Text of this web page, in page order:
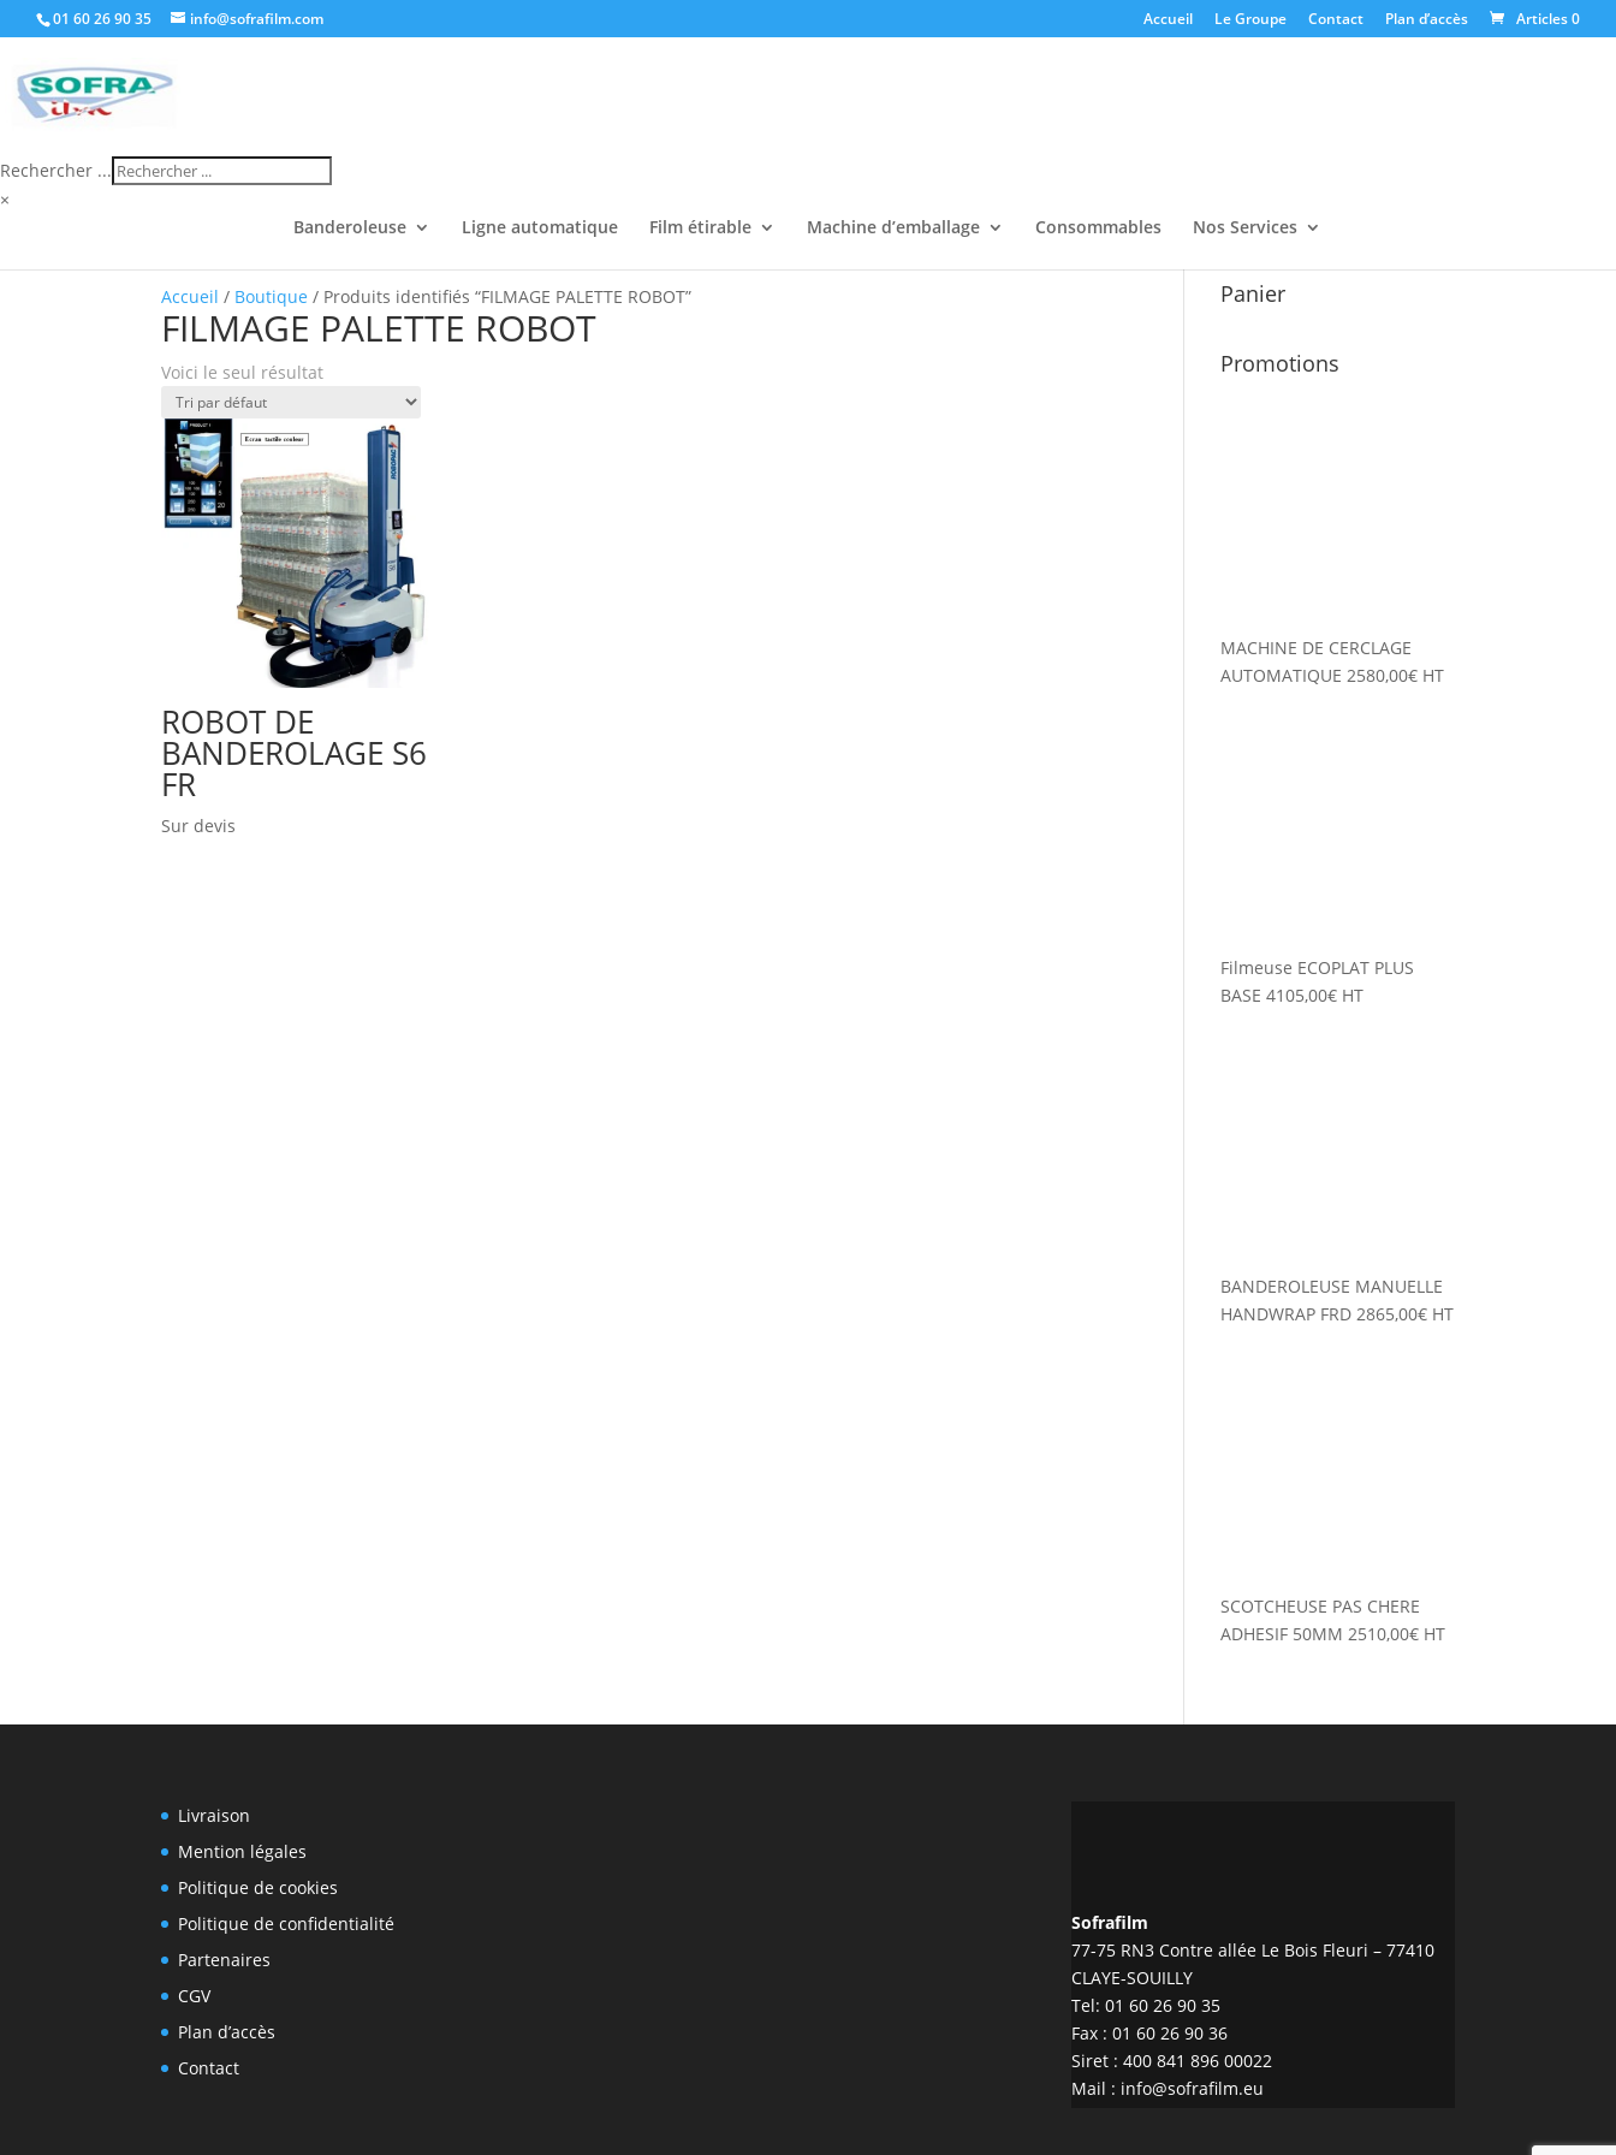
01 60 26 90 35 info@sofrafilm.com Accueil Le Groupe Contact Plan d’accès Articles 0
Rechercher ...
×
Banderoleuse
Ligne automatique Film étirable Machine d’emballage Consommables Nos Services
Accueil / Boutique / Produits identifiés “FILMAGE PALETTE ROBOT”
FILMAGE PALETTE ROBOT
Voici le seul résultat
ROBOT DE
BANDEROLAGE S6
FR
Sur devis
Panier
Promotions
MACHINE DE CERCLAGE
AUTOMATIQUE 2580,00€ HT
Filmeuse ECOPLAT PLUS
BASE 4105,00€ HT
BANDEROLEUSE MANUELLE
HANDWRAP FRD 2865,00€ HT
SCOTCHEUSE PAS CHERE
ADHESIF 50MM 2510,00€ HT
Livraison
Mention légales
Politique de cookies
Politique de confidentialité
Partenaires
CGV
Plan d’accès
Contact
Sofrafilm
77-75 RN3 Contre allée Le Bois Fleuri – 77410
CLAYE-SOUILLY
Tel: 01 60 26 90 35
Fax : 01 60 26 90 36
Siret : 400 841 896 00022
Mail : info@sofrafilm.eu